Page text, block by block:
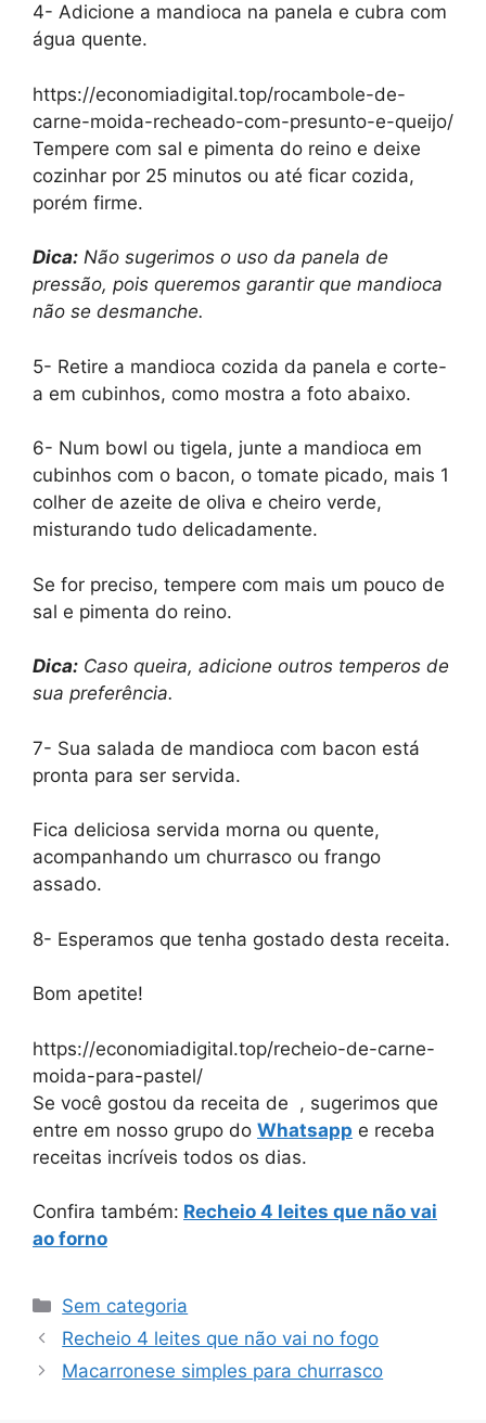
4- Adicione a mandioca na panela e cubra com
água quente.
https://economiadigital.top/rocambole-de-
carne-moida-recheado-com-presunto-e-queijo/
Tempere com sal e pimenta do reino e deixe
cozinhar por 25 minutos ou até ficar cozida,
porém firme.
Dica: Não sugerimos o uso da panela de
pressão, pois queremos garantir que mandioca
não se desmanche.
5- Retire a mandioca cozida da panela e corte-
a em cubinhos, como mostra a foto abaixo.
6- Num bowl ou tigela, junte a mandioca em
cubinhos com o bacon, o tomate picado, mais 1
colher de azeite de oliva e cheiro verde,
misturando tudo delicadamente.
Se for preciso, tempere com mais um pouco de
sal e pimenta do reino.
Dica: Caso queira, adicione outros temperos de
sua preferência.
7- Sua salada de mandioca com bacon está
pronta para ser servida.
Fica deliciosa servida morna ou quente,
acompanhando um churrasco ou frango
assado.
8- Esperamos que tenha gostado desta receita.
Bom apetite!
https://economiadigital.top/recheio-de-carne-
moida-para-pastel/
Se você gostou da receita de , sugerimos que
entre em nosso grupo do Whatsapp e receba
receitas incríveis todos os dias.
Confira também: Recheio 4 leites que não vai
ao forno
Categorias
Sem categoria
Recheio 4 leites que não vai no fogo
Macarronese simples para churrasco